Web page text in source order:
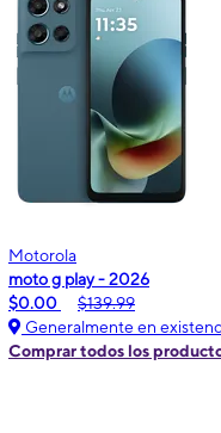
Motorola
moto g play - 2026
$0.00
$139.99
Generalmente en
Comprar todos los